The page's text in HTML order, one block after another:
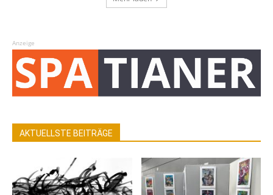
Anzeige
AKTUELLSTE BEITRÄGE